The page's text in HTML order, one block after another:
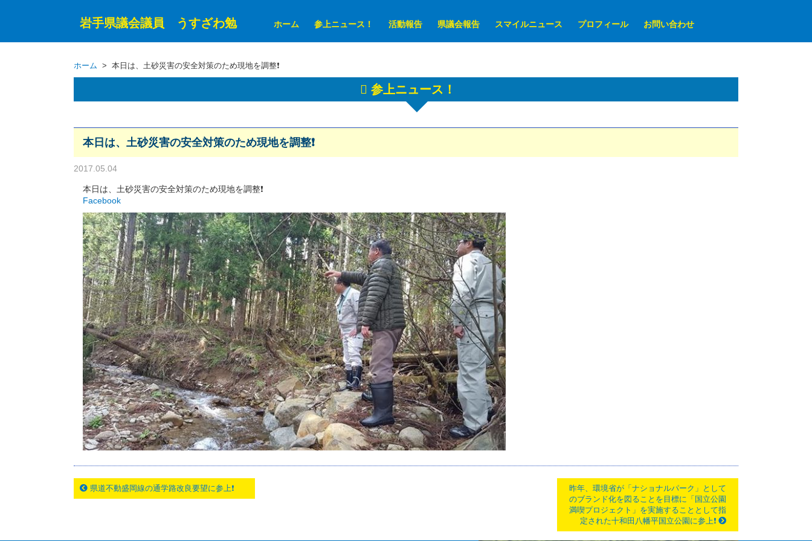
岩手県議会議員 うすざわ勉 ホーム 参上ニュース！ 活動報告 県議会報告 スマイルニュース プロフィール お問い合わせ
ホーム > 本日は、土砂災害の安全対策のため現地を調整❗
参上ニュース！
本日は、土砂災害の安全対策のため現地を調整❗
2017.05.04
本日は、土砂災害の安全対策のため現地を調整❗
Facebook
県道不動盛岡線の通学路改良要望に参上❗
昨年、環境省が「ナショナルパーク」として
のブランド化を図ることを目標に「国立公園
満喫プロジェクト」を実施することとして指
定された十和田八幡平国立公園に参上❗